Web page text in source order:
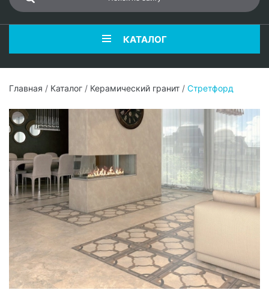
КАТАЛОГ
Главная / Каталог / Керамический гранит / Стретфорд